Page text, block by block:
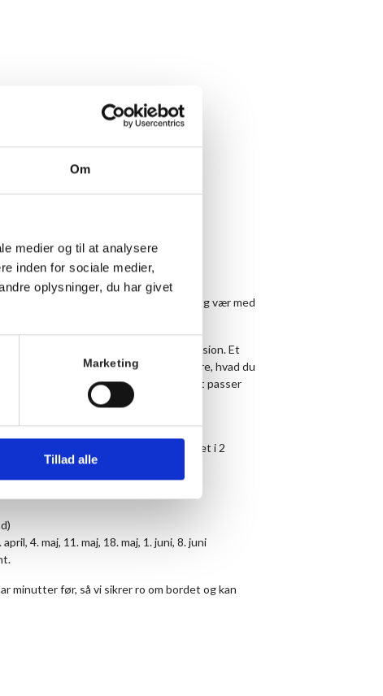
Om
medier og til at analysere
inden for sociale medier,
oplysninger, du har givet
Marketing
Tillad alle
i gang med et skriveprojekt, så kom og vær med
få skrevet. Noter til din egen selvrefleksion. Et
ud i verden. Måske fortæller du os andre, hvad du
skriveatmosfæren sådan som det passer
at du i løbet af de to timer får skrevet i 2
Hornbækhus i biblioteket.
4. maj, 11. maj, 18. maj, 1. juni, 8. juni
minutter før, så vi sikrer ro om bordet og kan